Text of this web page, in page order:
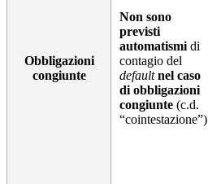
Obbligazioni
congiunte
Non sono
previsti
automatismi di
contagio del
default nel caso
di obbligazioni
congiunte (c.d.
“cointestazione”)